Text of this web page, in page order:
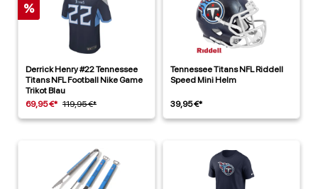
%
Derrick Henry #22 Tennessee
Titans NFL Football Nike Game
Trikot Blau
69,95 €* 119,95 €*
Tennessee Titans NFL Riddell
Speed Mini Helm
39,95 €*